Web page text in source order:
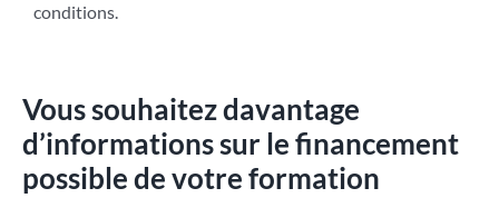
conditions.
Vous souhaitez davantage
d’informations sur le financement
possible de votre formation